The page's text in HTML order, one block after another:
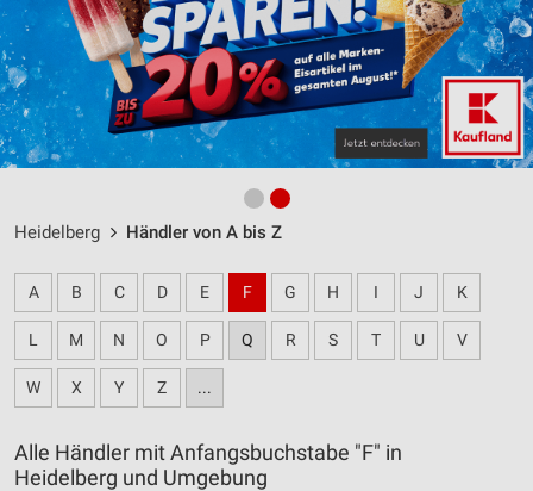
Heidelberg Händler von A bis Z
A B C D E F G H I J K
L M N O P Q R S T U V
W X Y Z ...
Alle Händler mit Anfangsbuchstabe "F" in
Heidelberg und Umgebung